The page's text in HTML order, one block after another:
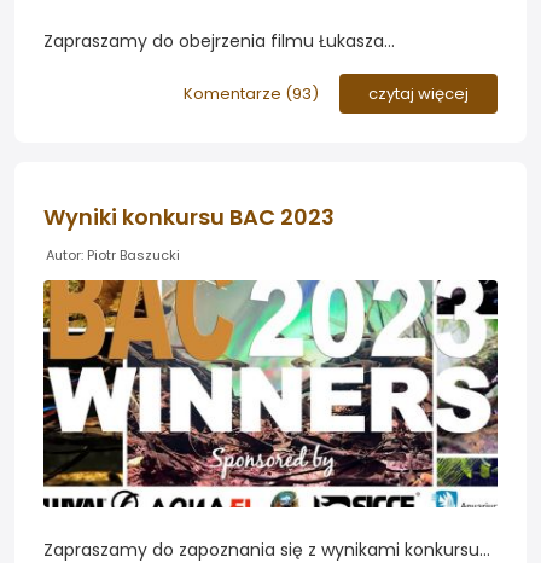
Zapraszamy do obejrzenia filmu Łukasza
przygotowaniach do międzynarodowego konkursu na
najładniejsze akwarium roślinne, w którym zajął 93
Komentarze (93) czytaj więcej
Wyniki konkursu BAC 2023
Autor: Piotr Baszucki
Zapraszamy do zapoznania się z wynikami konkursu